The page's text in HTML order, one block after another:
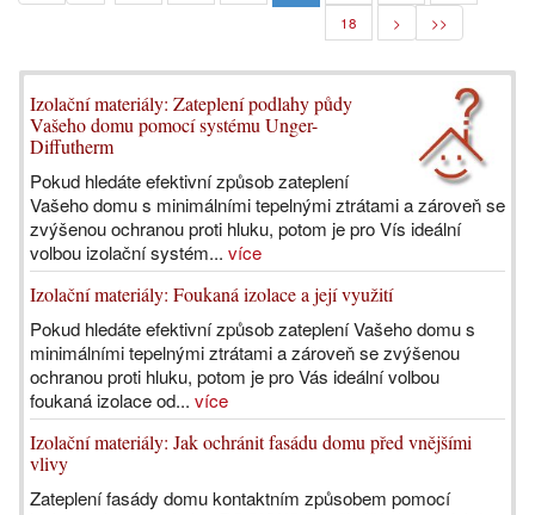
18
> >>
Izolační materiály: Zateplení podlahy půdy
Vašeho domu pomocí systému Unger-
Diffutherm
Pokud hledáte efektivní způsob zateplení
Vašeho domu s minimálními tepelnými ztrátami a zároveň se
zvýšenou ochranou proti hluku, potom je pro Vís ideální
volbou izolační systém... více
Izolační materiály: Foukaná izolace a její využití
Pokud hledáte efektivní způsob zateplení Vašeho domu s
minimálními tepelnými ztrátami a zároveň se zvýšenou
ochranou proti hluku, potom je pro Vás ideální volbou
foukaná izolace od... více
Izolační materiály: Jak ochránit fasádu domu před vnějšími
vlivy
Zateplení fasády domu kontaktním způsobem pomocí